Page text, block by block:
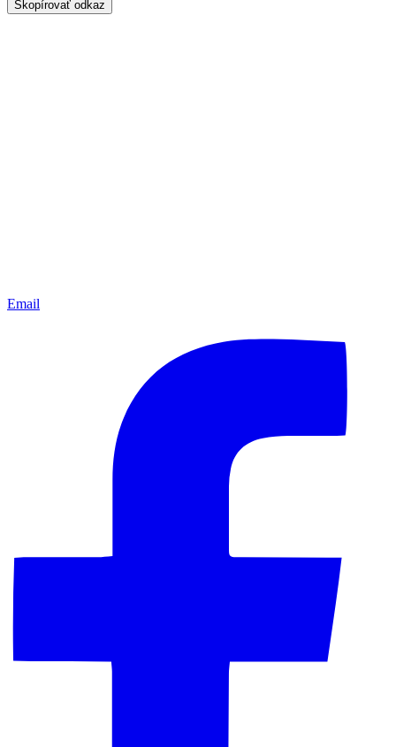
Skopírovať odkaz
Email